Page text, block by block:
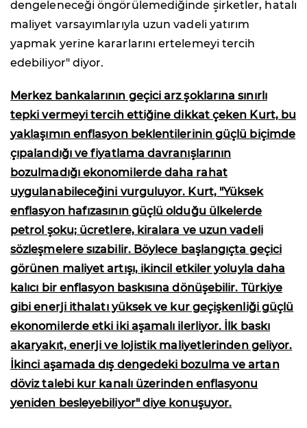
dengeleneceği öngörülemediğinde şirketler, hatalı
maliyet varsayımlarıyla uzun vadeli yatırım
yapmak yerine kararlarını ertelemeyi tercih
edebiliyor" diyor.
Merkez bankalarının geçici arz şoklarına sınırlı
tepki vermeyi tercih ettiğine dikkat çeken Kurt, bu
yaklaşımın enflasyon beklentilerinin güçlü biçimde
çıpalandığı ve fiyatlama davranışlarının
bozulmadığı ekonomilerde daha rahat
uygulanabileceğini vurguluyor. Kurt, "Yüksek
enflasyon hafızasının güçlü olduğu ülkelerde
petrol şoku; ücretlere, kiralara ve uzun vadeli
sözleşmelere sızabilir. Böylece başlangıçta geçici
görünen maliyet artışı, ikincil etkiler yoluyla daha
kalıcı bir enflasyon baskısına dönüşebilir. Türkiye
gibi enerji ithalatı yüksek ve kur geçişkenliği güçlü
ekonomilerde etki iki aşamalı ilerliyor. İlk baskı
akaryakıt, enerji ve lojistik maliyetlerinden geliyor.
İkinci aşamada dış dengedeki bozulma ve artan
döviz talebi kur kanalı üzerinden enflasyonu
yeniden besleyebiliyor" diye konuşuyor.